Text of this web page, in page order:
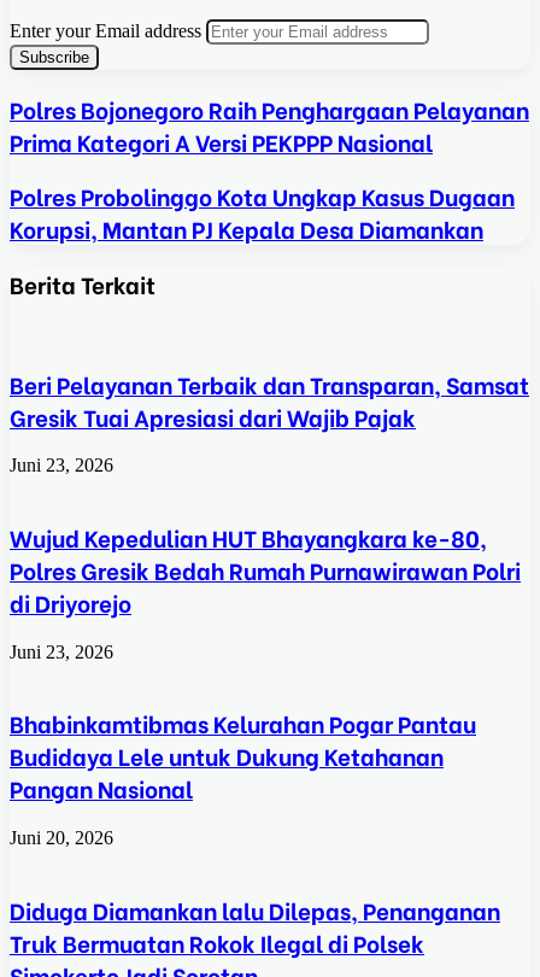
Enter your Email address
Polres Bojonegoro Raih Penghargaan Pelayanan
Prima Kategori A Versi PEKPPP Nasional
Polres Probolinggo Kota Ungkap Kasus Dugaan
Korupsi, Mantan PJ Kepala Desa Diamankan
Berita Terkait
Beri Pelayanan Terbaik dan Transparan, Samsat
Gresik Tuai Apresiasi dari Wajib Pajak
Juni 23, 2026
Wujud Kepedulian HUT Bhayangkara ke-80,
Polres Gresik Bedah Rumah Purnawirawan Polri
di Driyorejo
Juni 23, 2026
Bhabinkamtibmas Kelurahan Pogar Pantau
Budidaya Lele untuk Dukung Ketahanan
Pangan Nasional
Juni 20, 2026
Diduga Diamankan lalu Dilepas, Penanganan
Truk Bermuatan Rokok Ilegal di Polsek